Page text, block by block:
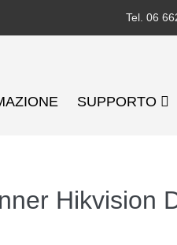
Tel. 06
SUPPORTO
Hikvision